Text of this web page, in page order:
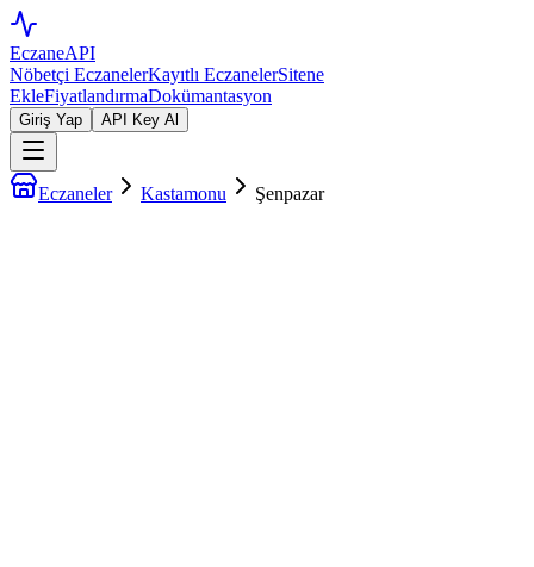
EczaneAPI
Nöbetçi EczanelerKayıtlı EczanelerSitene
EkleFiyatlandırmaDokümantasyon
Giriş Yap API Key Al
Eczaneler Kastamonu Şenpazar